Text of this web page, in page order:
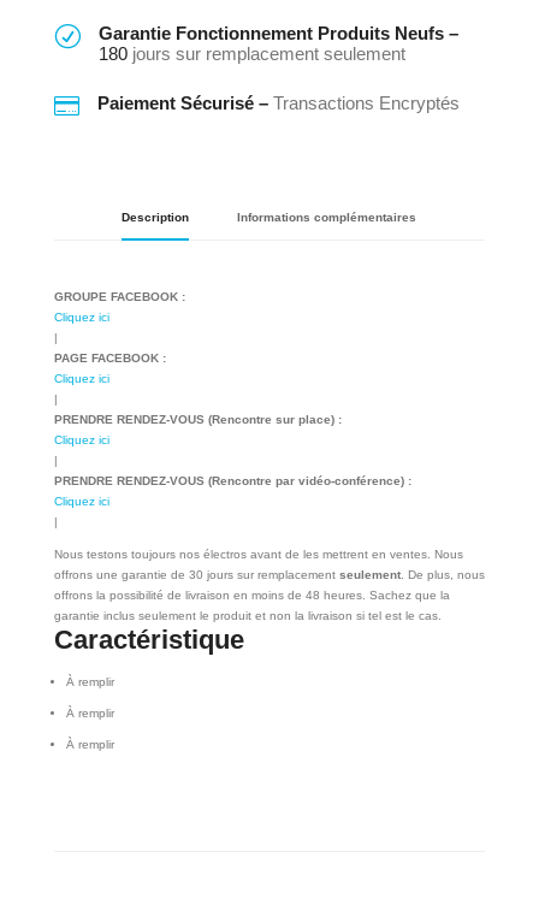
R
Garantie Fonctionnement Produits Neufs –
180jours sur remplacement seulement
 Paiement Sécurisé – Transactions Encryptés
Description Informations complémentaires
GROUPE FACEBOOK :
Cliquez ici
PAGE FACEBOOK :
Cliquez ici
PRENDRE RENDEZ-VOUS (Rencontre sur place) :
Cliquez ici
PRENDRE RENDEZ-VOUS (Rencontre par vidéo-conférence) :
Cliquez ici
Nous testons toujours nos électros avant de les mettrent en ventes. Nous
offrons une garantie de 30 jours sur remplacement seulement. De plus, nous
offrons la possibilité de livraison en moins de 48 heures. Sachez que la
garantie inclus seulement le produit et non la livraison si tel est le cas.
Caractéristique
À remplir
À remplir
À remplir